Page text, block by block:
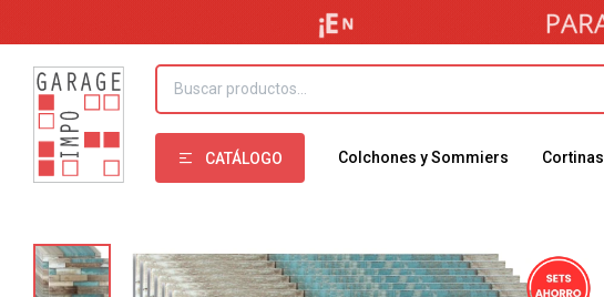
CATÁLOGO Colchones y Sommiers Cortinas